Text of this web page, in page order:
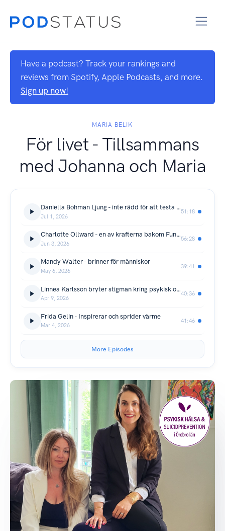
Have a podcast? Track your rankings and
reviews from Spotify, Apple Podcasts, and more.
Sign up now!
MARIA BELIK
För livet - Tillsammans
med Johanna och Maria
Daniella Bohman Ljung - inte rädd för att testa nya vägar
Jul 1, 2026
51:18
Charlotte Ollward - en av krafterna bakom Funkismellon i Örebro
Jun 3, 2026
56:28
Mandy Walter - brinner för människor
May 6, 2026
39:41
Linnea Karlsson bryter stigman kring psykisk ohälsa
Apr 9, 2026
40:36
Frida Gelin - Inspirerar och sprider värme
Mar 4, 2026
41:46
More Episodes